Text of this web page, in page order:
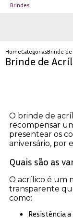
HomeCategoriasBrinde de
Brinde de
O brinde de
recompensar
presentear os
aniversário, por
Quais são as
O acrílico é um
transparente
como:
Resistência